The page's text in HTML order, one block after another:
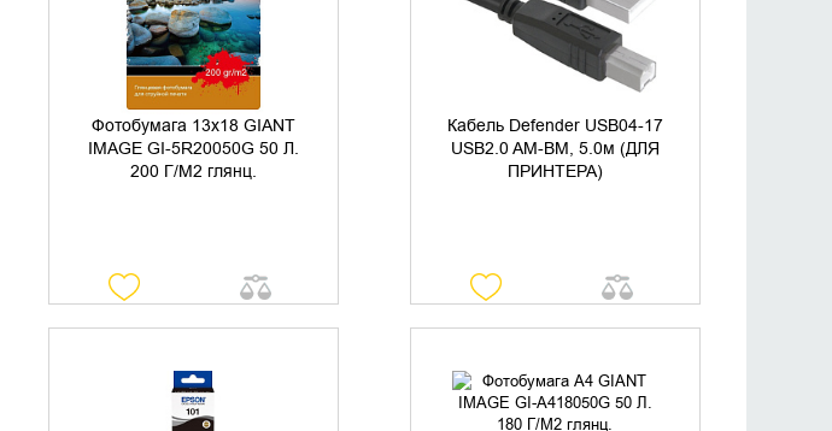
Фотобумага 13х18 GIANT
IMAGE GI-5R20050G 50 Л.
200 Г/М2 глянц.
Кабель Defender USB04-17
USB2.0 AM-BM, 5.0м (ДЛЯ
ПРИНТЕРА)
ДОБАВИТЬ В КОРЗИНУ УТОЧНИТЬ НАЛИЧИЕ